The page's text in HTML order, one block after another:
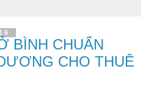
BÌNH CHUẨN
CHO THUÊ